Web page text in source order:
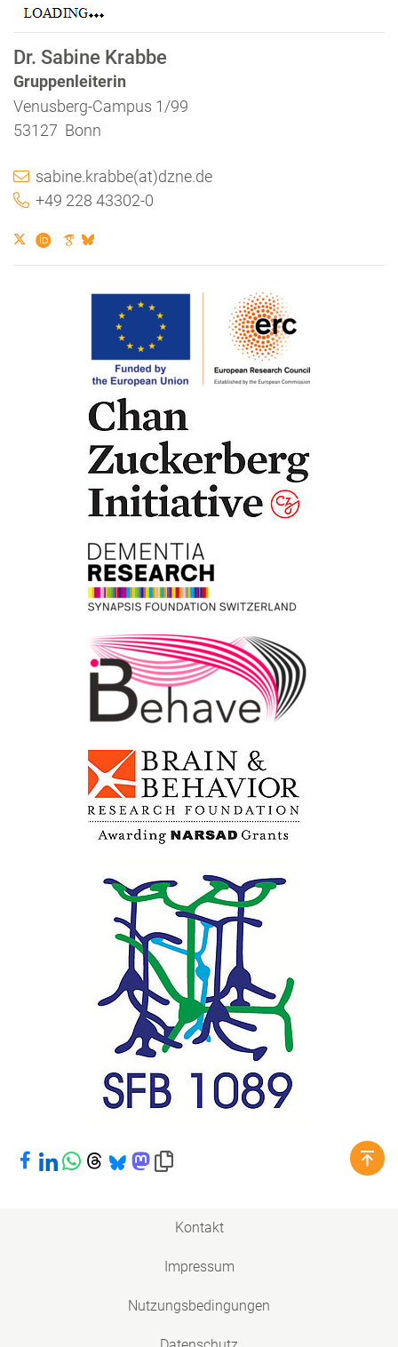
Dr. Sabine Krabbe
Gruppenleiterin
Venusberg-Campus 1/99
53127 Bonn
sabine.krabbe(at)dzne.de
+49 228 43302-0
Bei Facebook teilen
Bei LinkedIn teilen
Bei WhatsApp teilen
Bei Threads teilen
Bei Bluesky teilen
Bei Mastodon teilen
Link in die Zwischenablage kopieren
Kontakt
Impressum
Nutzungsbedingungen